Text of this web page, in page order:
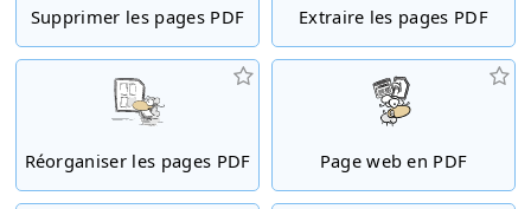
Supprimer les pages PDF Extraire les pages PDF
Réorganiser les pages PDF Page web en PDF